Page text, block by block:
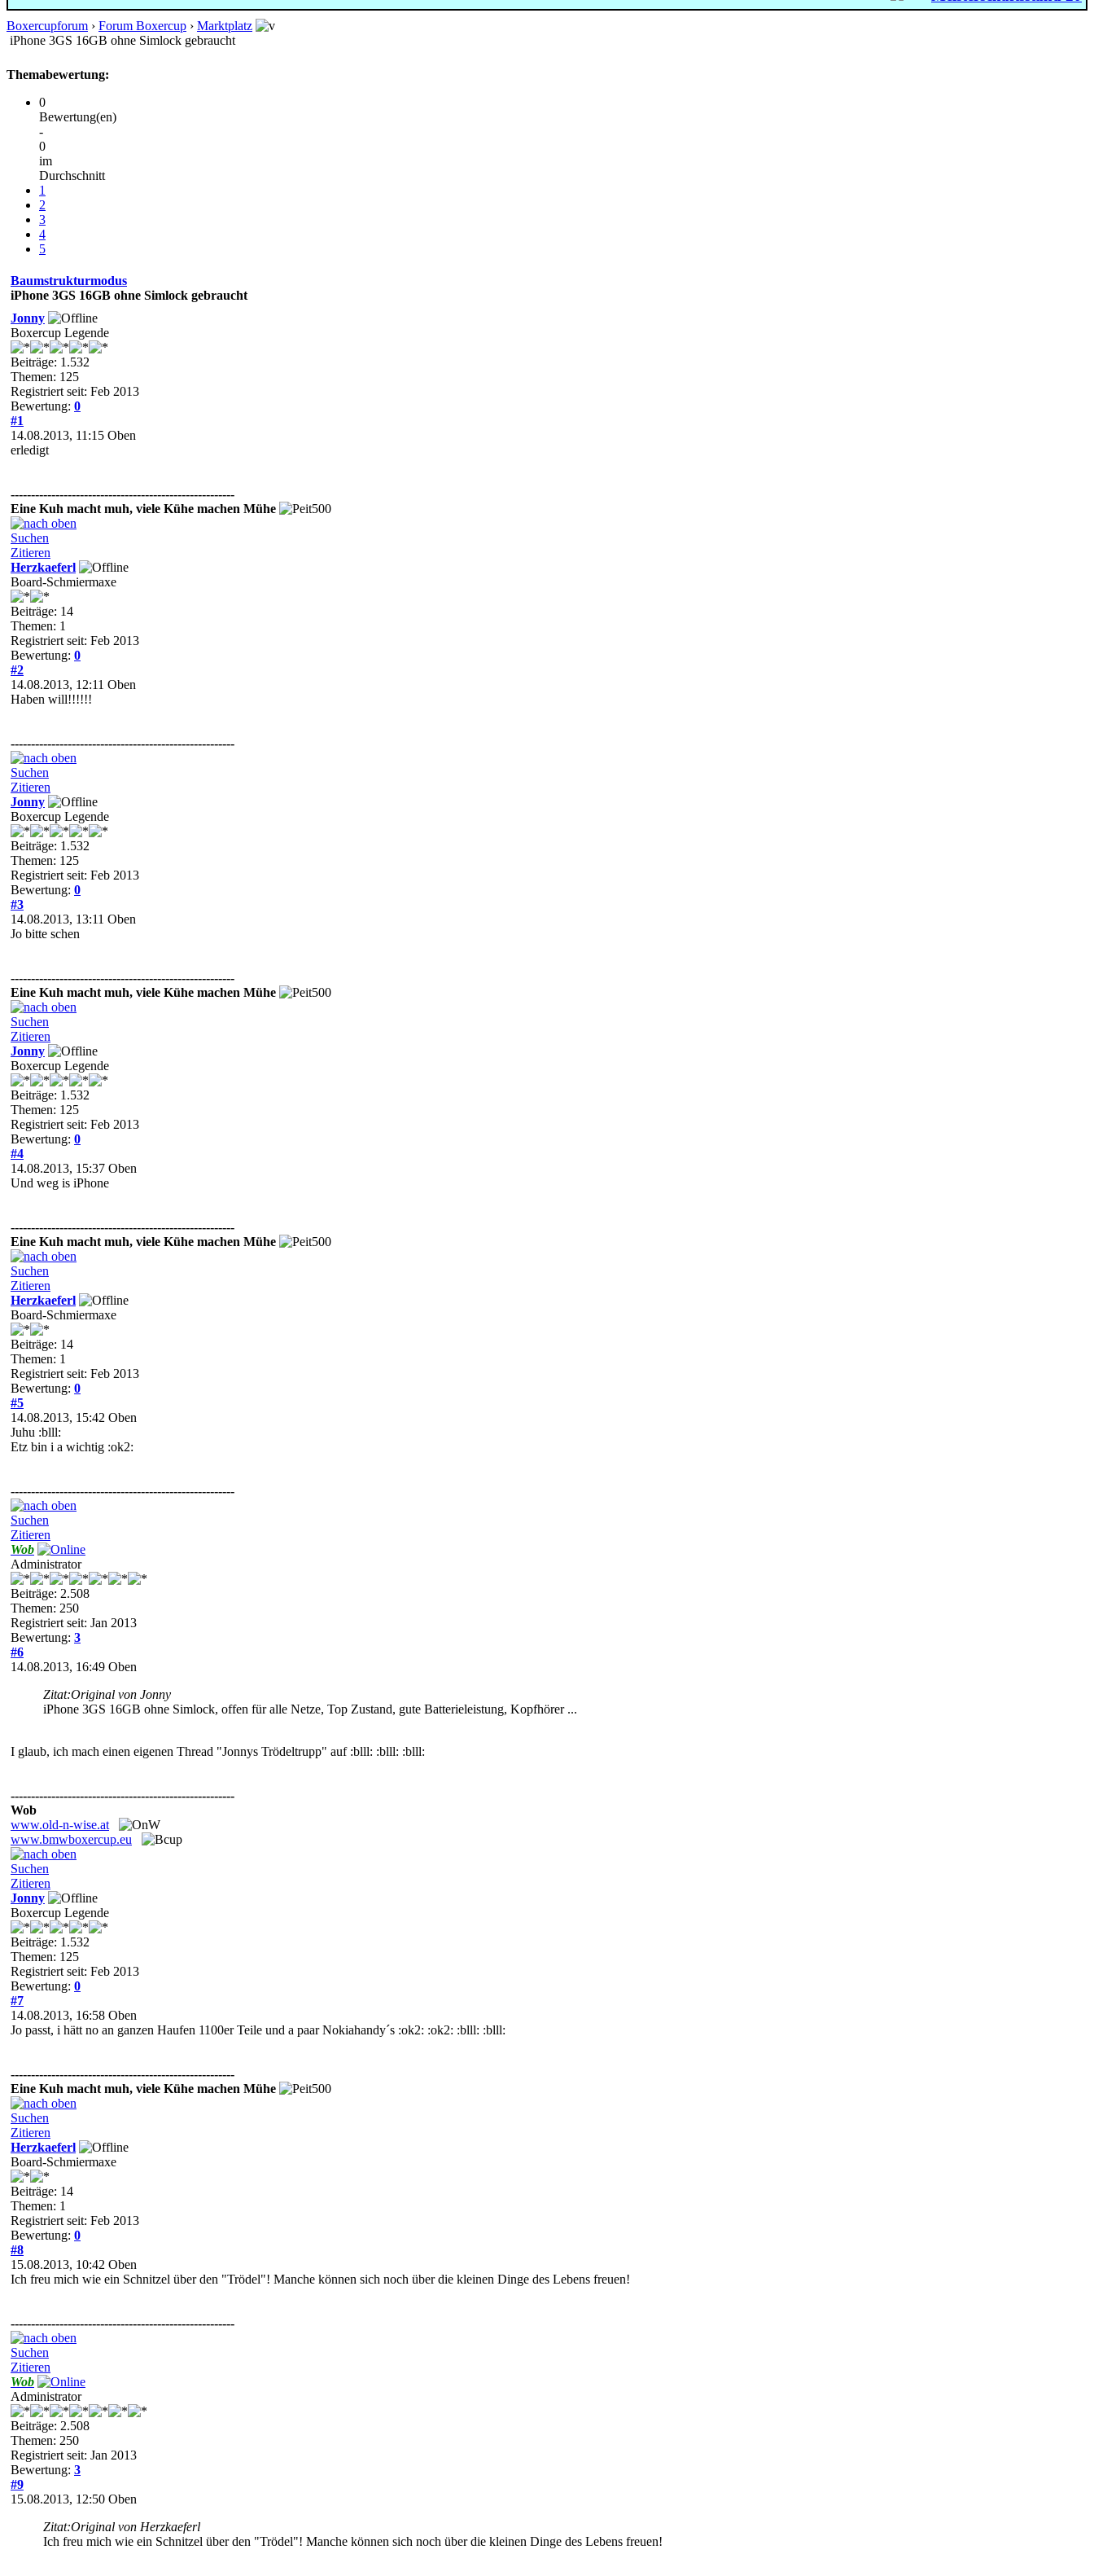
Boxercupforum › Forum Boxercup › Marktplatz
iPhone 3GS 16GB ohne Simlock gebraucht
Themabewertung:
0
Bewertung(en)
-
0
im
Durchschnitt
1
2
3
4
5
Baumstrukturmodus
iPhone 3GS 16GB ohne Simlock gebraucht
Jonny
Boxercup Legende
Beiträge: 1.532
Themen: 125
Registriert seit: Feb 2013
Bewertung: 0
#1
14.08.2013, 11:15 Oben
erledigt
-------------------------------------------------------
Eine Kuh macht muh, viele Kühe machen Mühe
Suchen
Zitieren
Herzkaeferl
Board-Schmiermaxe
Beiträge: 14
Themen: 1
Registriert seit: Feb 2013
Bewertung: 0
#2
14.08.2013, 12:11 Oben
Haben will!!!!!!
-------------------------------------------------------
Suchen
Zitieren
Jonny
Boxercup Legende
Beiträge: 1.532
Themen: 125
Registriert seit: Feb 2013
Bewertung: 0
#3
14.08.2013, 13:11 Oben
Jo bitte schen
-------------------------------------------------------
Eine Kuh macht muh, viele Kühe machen Mühe
Suchen
Zitieren
Jonny
Boxercup Legende
Beiträge: 1.532
Themen: 125
Registriert seit: Feb 2013
Bewertung: 0
#4
14.08.2013, 15:37 Oben
Und weg is iPhone
-------------------------------------------------------
Eine Kuh macht muh, viele Kühe machen Mühe
Suchen
Zitieren
Herzkaeferl
Board-Schmiermaxe
Beiträge: 14
Themen: 1
Registriert seit: Feb 2013
Bewertung: 0
#5
14.08.2013, 15:42 Oben
Juhu :blll:
Etz bin i a wichtig :ok2:
-------------------------------------------------------
Suchen
Zitieren
Wob
Administrator
Beiträge: 2.508
Themen: 250
Registriert seit: Jan 2013
Bewertung: 3
#6
14.08.2013, 16:49 Oben
Zitat:Original von Jonny
iPhone 3GS 16GB ohne Simlock, offen für alle Netze, Top Zustand, gute Batterieleistung, Kopfhörer ...
I glaub, ich mach einen eigenen Thread "Jonnys Trödeltrupp" auf :blll: :blll: :blll:
-------------------------------------------------------
Wob
www.old-n-wise.at
www.bmwboxercup.eu
Suchen
Zitieren
Jonny
Boxercup Legende
Beiträge: 1.532
Themen: 125
Registriert seit: Feb 2013
Bewertung: 0
#7
14.08.2013, 16:58 Oben
Jo passt, i hätt no an ganzen Haufen 1100er Teile und a paar Nokiahandy´s :ok2: :ok2: :blll: :blll:
-------------------------------------------------------
Eine Kuh macht muh, viele Kühe machen Mühe
Suchen
Zitieren
Herzkaeferl
Board-Schmiermaxe
Beiträge: 14
Themen: 1
Registriert seit: Feb 2013
Bewertung: 0
#8
15.08.2013, 10:42 Oben
Ich freu mich wie ein Schnitzel über den "Trödel"! Manche können sich noch über die kleinen Dinge des Lebens freuen!
-------------------------------------------------------
Suchen
Zitieren
Wob
Administrator
Beiträge: 2.508
Themen: 250
Registriert seit: Jan 2013
Bewertung: 3
#9
15.08.2013, 12:50 Oben
Zitat:Original von Herzkaeferl
Ich freu mich wie ein Schnitzel über den "Trödel"! Manche können sich noch über die kleinen Dinge des Lebens freuen!